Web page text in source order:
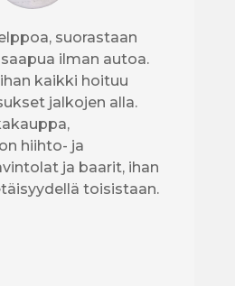
suorastaan
ilman autoa.
kaikki hoituu
jalkojen alla.
hiihto- ja
ja baarit, ihan
toisistaan.